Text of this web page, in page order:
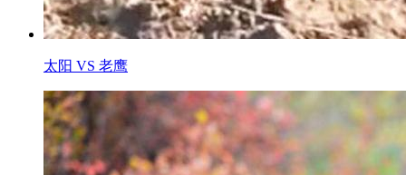
太阳 VS 老鹰